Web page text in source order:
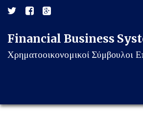
Financial Business
Χρηματοοικονομικοί Σύμβουλοι